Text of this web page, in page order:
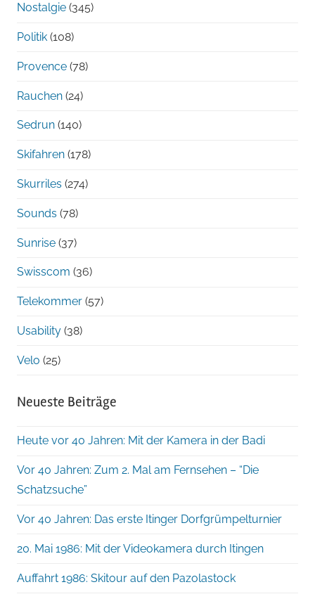
Nostalgie (345)
Politik (108)
Provence (78)
Rauchen (24)
Sedrun (140)
Skifahren (178)
Skurriles (274)
Sounds (78)
Sunrise (37)
Swisscom (36)
Telekommer (57)
Usability (38)
Velo (25)
Neueste Beiträge
Heute vor 40 Jahren: Mit der Kamera in der Badi
Vor 40 Jahren: Zum 2. Mal am Fernsehen – “Die
Schatzsuche”
Vor 40 Jahren: Das erste Itinger Dorfgrümpelturnier
20. Mai 1986: Mit der Videokamera durch Itingen
Auffahrt 1986: Skitour auf den Pazolastock